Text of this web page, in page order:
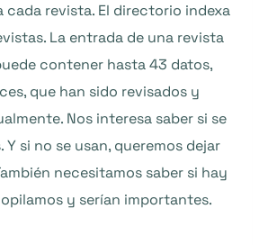
cada revista. El directorio indexa
La entrada de una revista
contener hasta 43 datos,
que han sido revisados y
Nos interesa saber si se
si no se usan, queremos dejar
necesitamos saber si hay
y serían importantes.